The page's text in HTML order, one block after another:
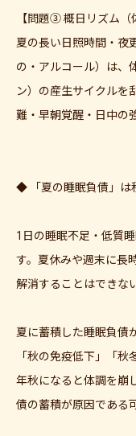
【問題③ 概日リズム（
夏の長い日照時間・夜
の・アルコール）は、
ン）の産生サイクルを
難・早朝覚醒・日中の
◆ 「夏の睡眠負債」は
1日の睡眠不足・低質
す。夏休みや週末に長
解消することはできな
夏に蓄積した睡眠負債
「秋の免疫低下」「
年秋になると体調を崩
債の蓄積が原因である